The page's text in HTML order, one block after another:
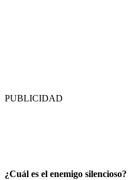
PUBLICIDAD
¿Cuál es el enemigo silencioso?